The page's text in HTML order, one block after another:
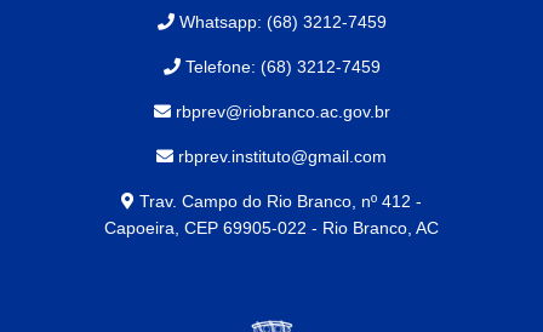
Whatsapp: (68) 3212-7459
Telefone: (68) 3212-7459
rbprev@riobranco.ac.gov.br
rbprev.instituto@gmail.com
Trav. Campo do Rio Branco, nº 412 -
Capoeira, CEP 69905-022 - Rio Branco, AC